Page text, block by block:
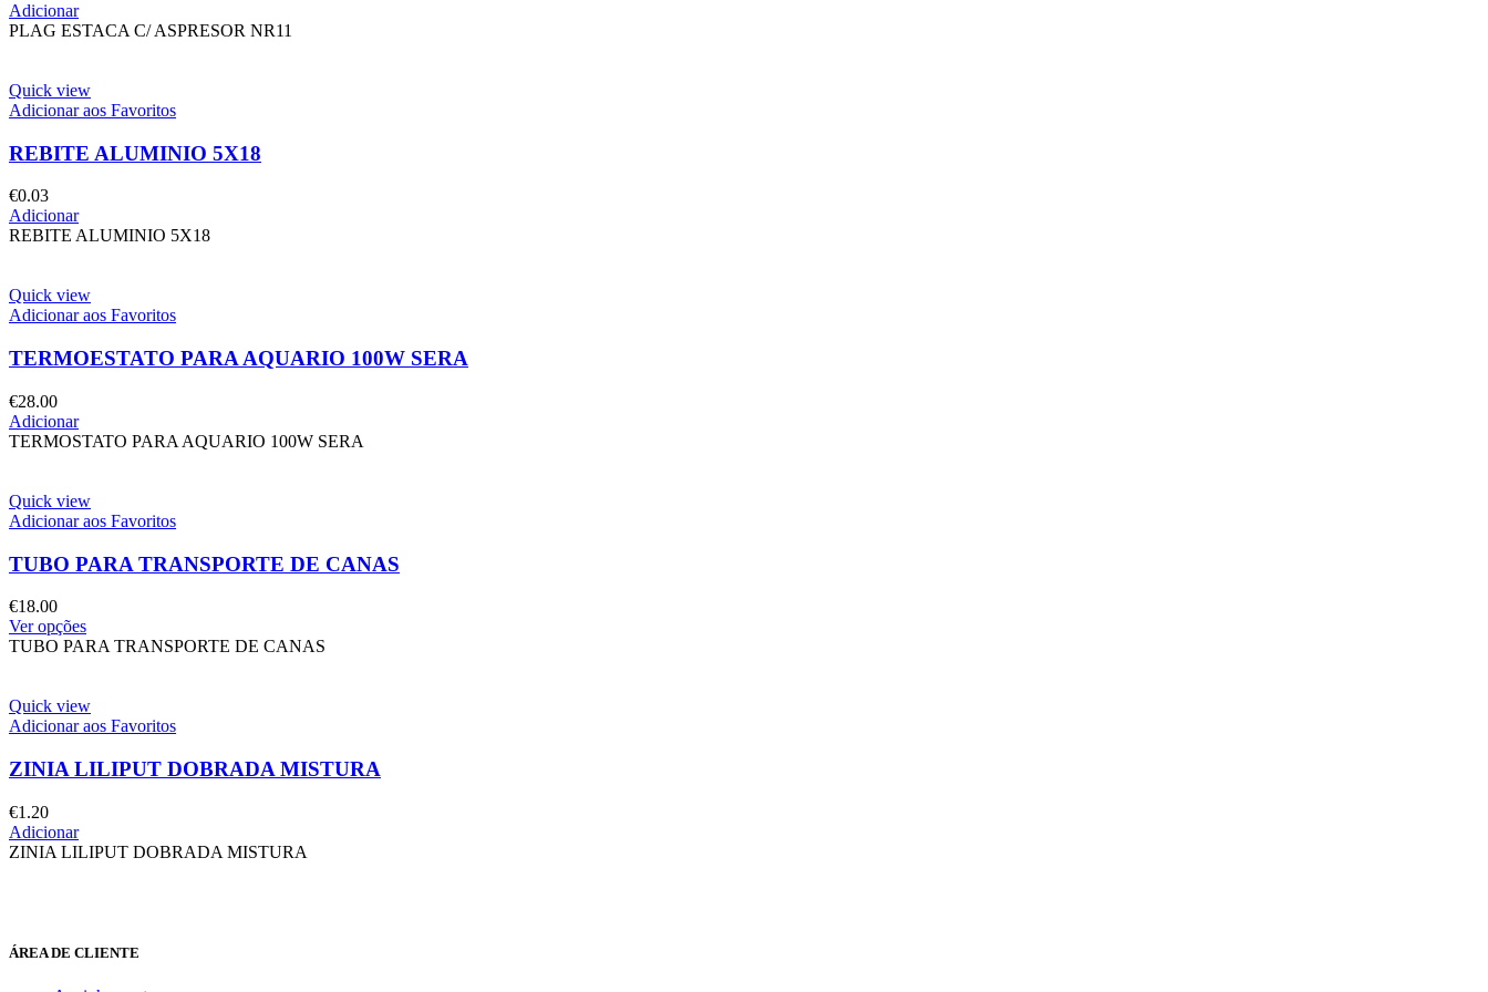
Adicionar
PLAG ESTACA C/ ASPRESOR NR11
Quick view
Adicionar aos Favoritos
REBITE ALUMINIO 5X18
€0.03
Adicionar
REBITE ALUMINIO 5X18
Quick view
Adicionar aos Favoritos
TERMOESTATO PARA AQUARIO 100W SERA
€28.00
Adicionar
TERMOSTATO PARA AQUARIO 100W SERA
Quick view
Adicionar aos Favoritos
TUBO PARA TRANSPORTE DE CANAS
€18.00
Ver opções
TUBO PARA TRANSPORTE DE CANAS
Quick view
Adicionar aos Favoritos
ZINIA LILIPUT DOBRADA MISTURA
€1.20
Adicionar
ZINIA LILIPUT DOBRADA MISTURA
ÁREA DE CLIENTE